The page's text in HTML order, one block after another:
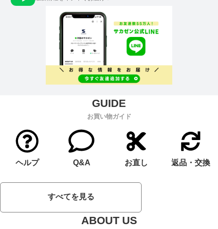
お買い物ガイド
ヘルプ Q&A お直し 返品・交換
すべてを見る